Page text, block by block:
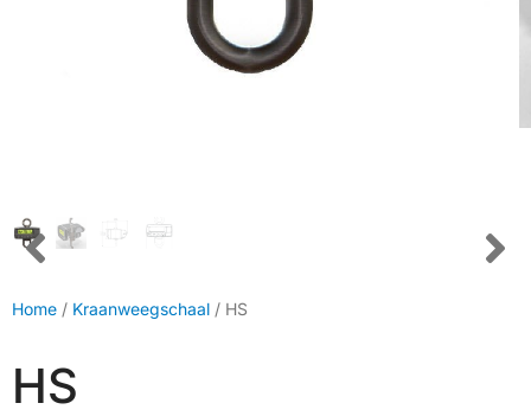
Home / Kraanweegschaal / HS
HS